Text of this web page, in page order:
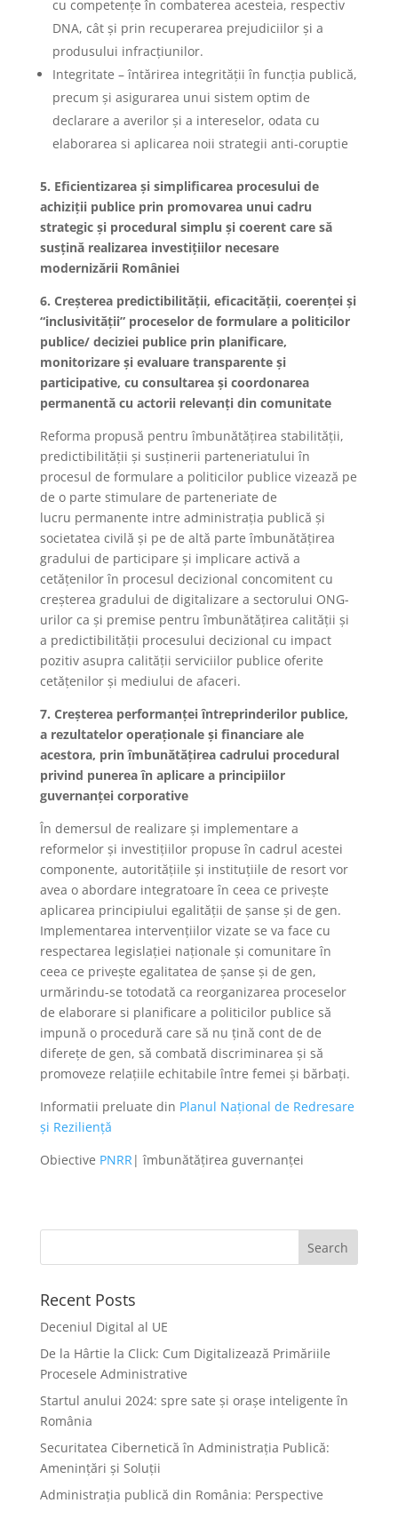
cu competențe în combaterea acesteia, respectiv
DNA, cât și prin recuperarea prejudiciilor și a
produsului infracțiunilor.
Integritate – întărirea integrității în funcția publică,
precum și asigurarea unui sistem optim de
declarare a averilor și a intereselor, odata cu
elaborarea si aplicarea noii strategii anti-coruptie
5. Eficientizarea și simplificarea procesului de
achiziții publice prin promovarea unui cadru
strategic și procedural simplu și coerent care să
susțină realizarea investițiilor necesare
modernizării României
6. Creșterea predictibilității, eficacității, coerenței și
“inclusivității” proceselor de formulare a politicilor
publice/ deciziei publice prin planificare,
monitorizare și evaluare transparente și
participative, cu consultarea și coordonarea
permanentă cu actorii relevanți din comunitate
Reforma propusă pentru îmbunătățirea stabilității,
predictibilității și susținerii parteneriatului în
procesul de formulare a politicilor publice vizează pe
de o parte stimulare de parteneriate de
lucru permanente intre administrația publică și
societatea civilă și pe de altă parte îmbunătățirea
gradului de participare și implicare activă a
cetățenilor în procesul decizional concomitent cu
creșterea gradului de digitalizare a sectorului ONG-
urilor ca și premise pentru îmbunătățirea calității și
a predictibilității procesului decizional cu impact
pozitiv asupra calității serviciilor publice oferite
cetățenilor și mediului de afaceri.
7. Creșterea performanței întreprinderilor publice,
a rezultatelor operaționale și financiare ale
acestora, prin îmbunătățirea cadrului procedural
privind punerea în aplicare a principiilor
guvernanței corporative
În demersul de realizare și implementare a
reformelor și investițiilor propuse în cadrul acestei
componente, autoritățiile și instituțiile de resort vor
avea o abordare integratoare în ceea ce privește
aplicarea principiului egalității de șanse și de gen.
Implementarea intervențiilor vizate se va face cu
respectarea legislației naționale și comunitare în
ceea ce privește egalitatea de șanse și de gen,
urmărindu-se totodată ca reorganizarea proceselor
de elaborare si planificare a politicilor publice să
impună o procedură care să nu țină cont de de
diferețe de gen, să combată discriminarea și să
promoveze relațiile echitabile între femei și bărbați.
Informatii preluate din Planul Național de Redresare
și Reziliență
Obiective PNRR| îmbunătățirea guvernanței
Recent Posts
Deceniul Digital al UE
De la Hârtie la Click: Cum Digitalizează Primăriile
Procesele Administrative
Startul anului 2024: spre sate și orașe inteligente în
România
Securitatea Cibernetică în Administrația Publică:
Amenințări și Soluții
Administrația publică din România: Perspective